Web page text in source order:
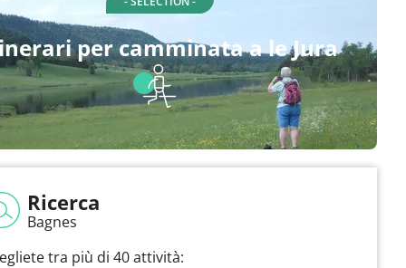
per camminata a le Jura
Ricerca
Bagnes
tra più di 40 attività: